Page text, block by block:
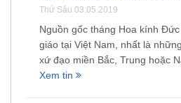
Thứ Sáu 03.05.2019
Nguồn gốc tháng Hoa kính
giáo tại Việt Nam, nhất là
xứ đạo miền Bắc, Trung hoặc
Xem tin